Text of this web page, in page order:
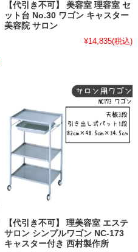
【代引き不可】 美容室 理容室 セ
ット台 No.30 ワゴン キャスター
美容院 サロン
¥14,835(税込)
【代引き不可】 理美容室 エステ
サロン シンプルワゴン NC-173
キャスター付き 西村製作所